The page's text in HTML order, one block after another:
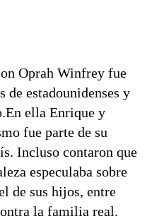
Oprah Winfrey fue
de estadounidenses y
ella Enrique y
fue parte de su
Incluso contaron que
especulaba sobre
de sus hijos, entre
la familia real.